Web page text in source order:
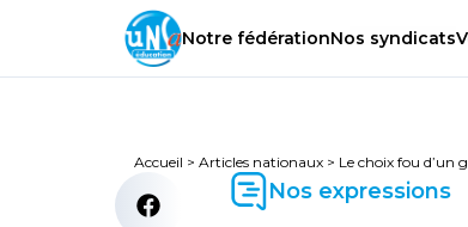
Notre fédérationNos syndicats
Accueil > Articles nationaux > Le choix fou d’un
Nos expressions